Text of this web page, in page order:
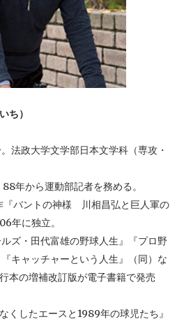
ち）
法政大学文学部日本文学科（専攻・
年から運動部記者を務める。
『バントの神様 川相昌弘と巨人軍の
年に独立。
ルズ・田代富雄の野球人生』『プロ野
キャッチャーという人生』（同）な
本の増補改訂版が電子書籍で発売
くしたエースと1989年の球児たち』